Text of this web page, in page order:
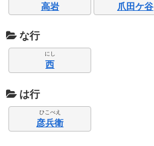
高岩 爪田ケ谷
な行
にし
西
は行
ひこべえ
彦兵衛